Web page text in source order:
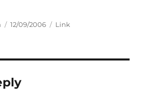
Posted
12/09/2006 Categories
Link